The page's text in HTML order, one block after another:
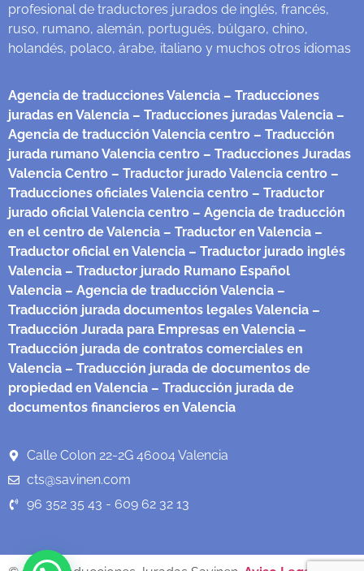
profesional de traductores jurados de inglés, francés,
ruso, rumano, alemán, portugués, búlgaro, chino,
holandés, polaco, árabe, italiano y muchos otros idiomas
Agencia de traducciones Valencia – Traducciones
juradas en Valencia – Traducciones juradas Valencia –
Agencia de traducción Valencia centro – Traducción
jurada rumano Valencia centro – Traducciones Juradas
Valencia Centro – Traductor jurado Valencia centro –
Traducciones oficiales Valencia centro – Traductor
jurado oficial Valencia centro – Agencia de traducción
en el centro de Valencia – Traductor en Valencia –
Traductor oficial en Valencia – Traductor jurado inglés
Valencia – Traductor jurado Rumano Español
Valencia – Agencia de traducción Valencia –
Traducción jurada documentos legales Valencia –
Traducción Jurada para Empresas en Valencia –
Traducción jurada de contratos comerciales en
Valencia – Traducción jurada de documentos de
propiedad en Valencia – Traducción jurada de
documentos financieros en Valencia
Calle Colon 22-2G 46004 Valencia
cts@savinen.com
96 352 35 43 - 609 62 32 13